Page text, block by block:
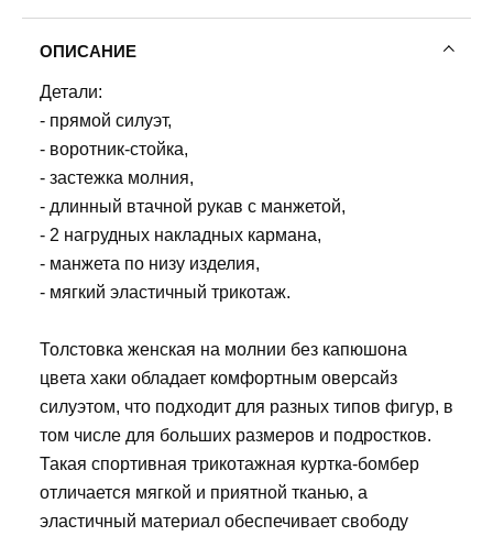
ОПИСАНИЕ
Детали:
- прямой силуэт,
- воротник-стойка,
- застежка молния,
- длинный втачной рукав с манжетой,
- 2 нагрудных накладных кармана,
- манжета по низу изделия,
- мягкий эластичный трикотаж.
Толстовка женская на молнии без капюшона
цвета хаки обладает комфортным оверсайз
силуэтом, что подходит для разных типов фигур, в
том числе для больших размеров и подростков.
Такая спортивная трикотажная куртка-бомбер
отличается мягкой и приятной тканью, а
эластичный материал обеспечивает свободу